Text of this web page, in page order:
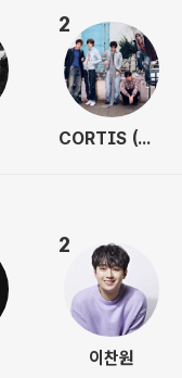
2
CORTIS (코르티스)
2
이찬원